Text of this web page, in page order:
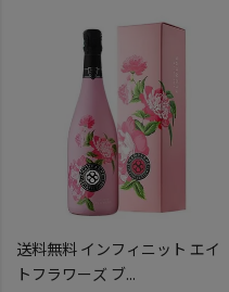
送料無料 インフィニット エイ
トフラワーズ ブ...